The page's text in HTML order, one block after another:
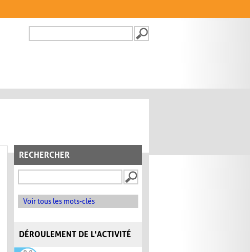
FORMULAIRE DE
RECHERCHER
Voir tous les mots-clés
DÉROULEMENT DE L'ACTIVITÉ